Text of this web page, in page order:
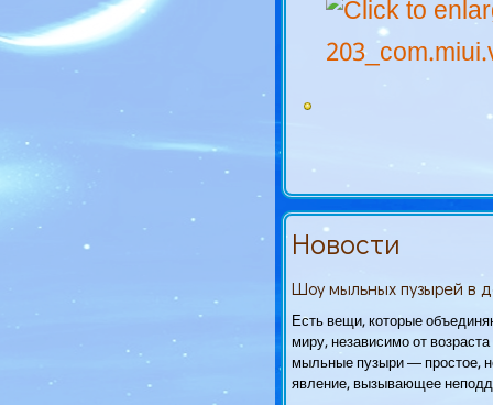
Новости
Шоу мыльных пузырей в
Есть вещи, которые
миру, независимо от
мыльные пузыри — простое,
явление, вызывающее